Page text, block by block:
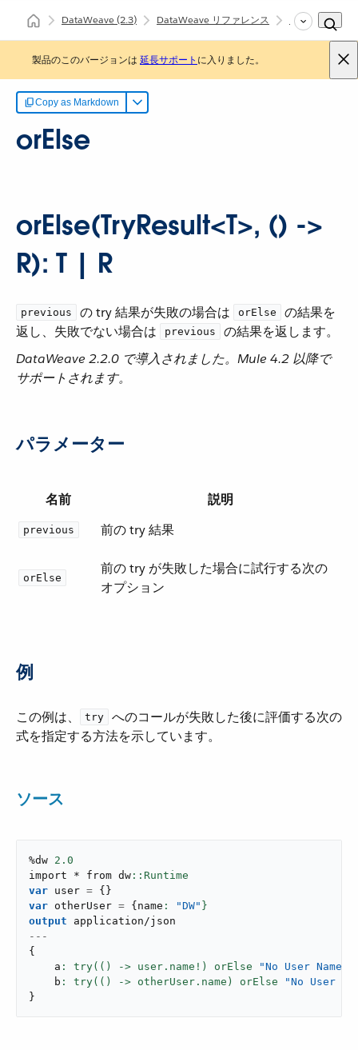
DataWeave(2.3) DataWeave リファレンス Runtime
製品のこのバージョンは 延長サポート に入りました。
Copy as Markdown
orElse
orElse(TryResult<T>, () ->
R): T | R
previous ​ の try 結果が失敗の場合は ​ orElse
​ の結果を
返し、失敗でない場合は ​
previous
​ の結果を返します。
DataWeave 2.2.0 で導入されました。Mule 4.2 以降で
サポートされます。
パラメーター
名前 説明
previous 前の try 結果
orElse
前の try が失敗した場合に試行する次の
オプション
例
この例は、​ try
​ へのコールが失敗した後に評価する次の
式を指定する方法を示しています。
ソース
%dw 2.0
import * from dw
var user = { }
var otherUser = { name : "DW" }
output
application/json
---
{
    a
: try(() -> user.name!) orElse "No User Name"
    b
: try(() -> otherUser.name) orElse
"No User
}